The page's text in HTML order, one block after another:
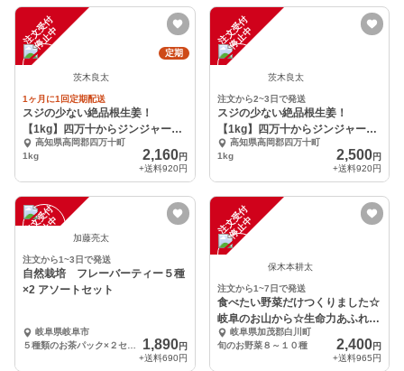
注
文
受
付
停
止
中
定期
茨木良太
1ヶ月に1回定期配送
スジの少ない絶品根生姜！
【1kg】四万十からジンジャーマ
ンがお届けします！
高知県高岡郡四万十町
1kg
2,160円
+送料920円
注
文
受
付
停
止
中
茨木良太
注文から2~3日で発送
スジの少ない絶品根生姜！
【1kg】四万十からジンジャーマ
ンがお届けします！
高知県高岡郡四万十町
1kg
2,500円
+送料920円
注
文
受
付
停
止
中 加藤亮太
注文から1~3日で発送
自然栽培 フレーバーティー５種
×2 アソートセット
岐阜県岐阜市
1,890円
+送料690円
注
文
受
付
停
止
中
保木本耕太
注文から1~7日で発送
食べたい野菜だけつくりました☆
岐阜のお山から☆生命力あふれる
旬のお野菜セット
岐阜県加茂郡白川町
旬のお野菜８～１０種
2,400円
+送料965円